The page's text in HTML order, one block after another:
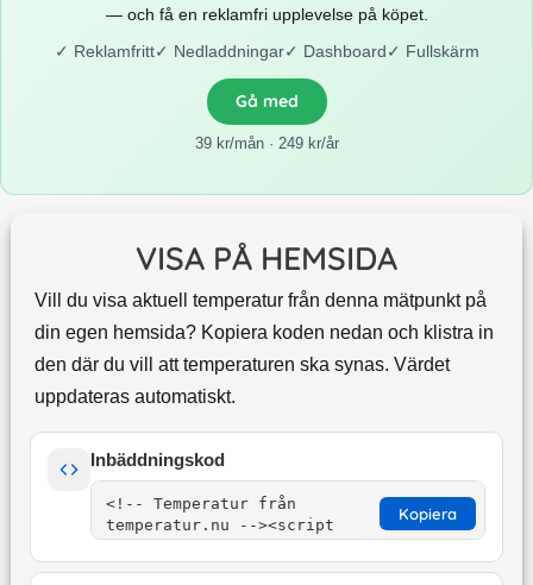
— och få en reklamfri upplevelse på köpet.
✓ Reklamfritt✓ Nedladdningar✓ Dashboard✓ Fullskärm
Gå med
39 kr/mån · 249 kr/år
VISA PÅ HEMSIDA
Vill du visa aktuell temperatur från denna mätpunkt på
din egen hemsida? Kopiera koden nedan och klistra in
den där du vill att temperaturen ska synas. Värdet
uppdateras automatiskt.
Inbäddningskod
Kopiera